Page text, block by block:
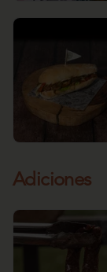
Adiciones